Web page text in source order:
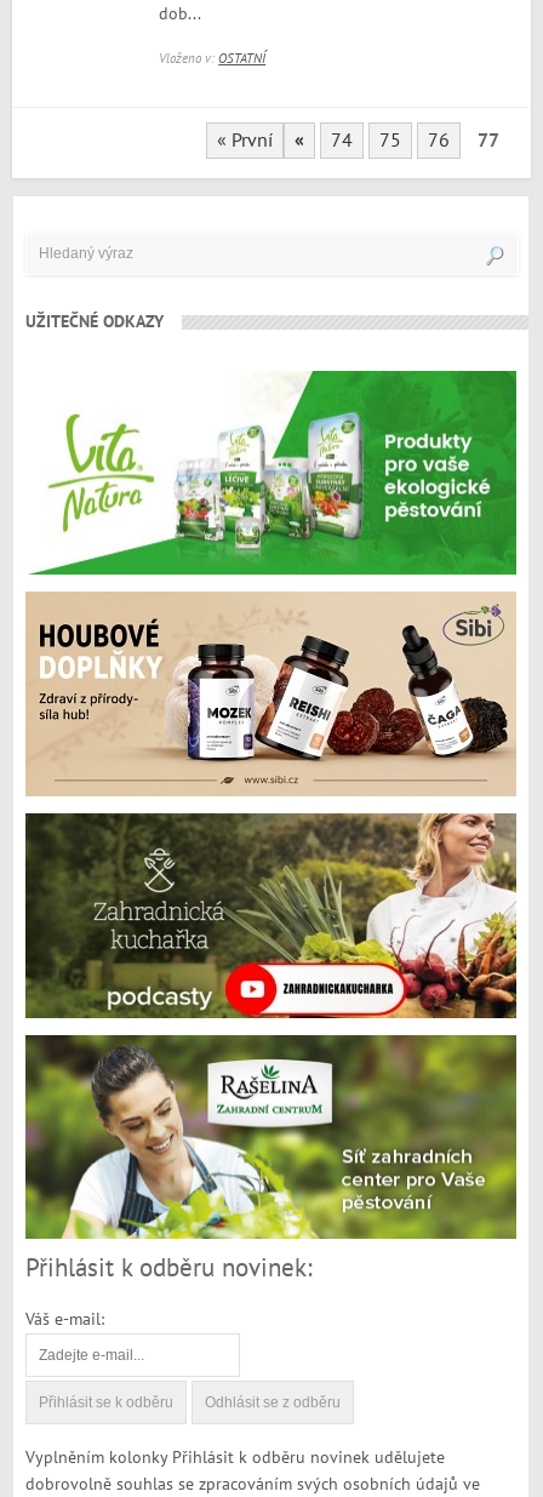
dob...
Vloženo v:OSTATNÍ
« První « 74 75 76 77
UŽITEČNÉ ODKAZY
Přihlásit k odběru novinek:
Váš e-mail:
Vyplněním kolonky Přihlásit k odběru novinek udělujete
dobrovolně souhlas se zpracováním svých osobních údajů ve